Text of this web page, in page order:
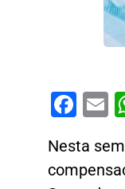
Nesta